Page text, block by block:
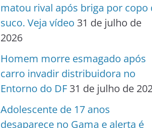
matou rival após briga por copo
suco. Veja vídeo 31 de julho de
2026
Homem morre esmagado após
carro invadir distribuidora no
Entorno do DF 31 de julho de
Adolescente de 17 anos
desaparece no Gama e alerta é